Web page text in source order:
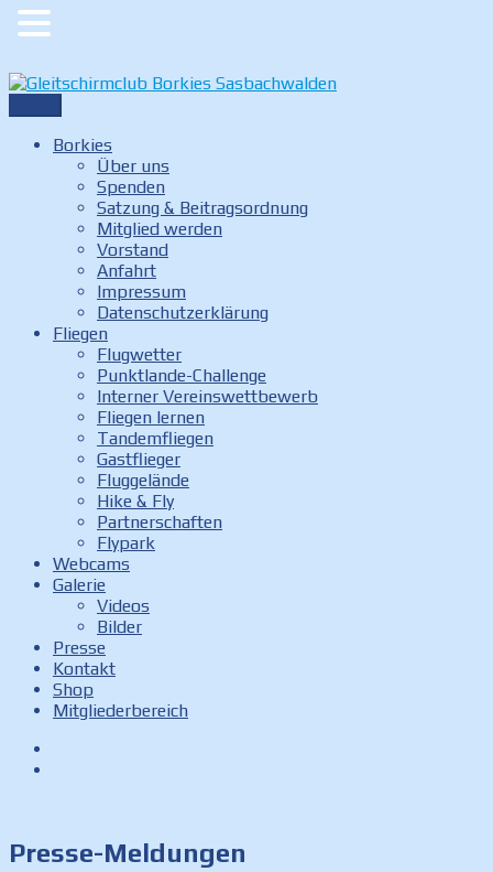
Inhalt
Gleitschirmclub Borkies Sasbachwalden
Internetauftritt des Gleitschirmclubs Borkies in
Sasbachwalden
Borkies
Über uns
Spenden
Satzung & Beitragsordnung
Mitglied werden
Vorstand
Anfahrt
Impressum
Datenschutzerklärung
Fliegen
Flugwetter
Punktlande-Challenge
Interner Vereinswettbewerb
Fliegen lernen
Tandemfliegen
Gastflieger
Fluggelände
Hike & Fly
Partnerschaften
Flypark
Webcams
Galerie
Videos
Bilder
Presse
Kontakt
Shop
Mitgliederbereich
Presse-Meldungen